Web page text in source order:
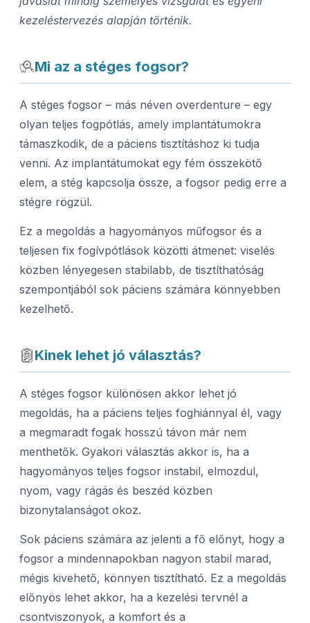
kezeléstervezés alapján történik.
Mi az a stéges fogsor?
A stéges fogsor – más néven overdenture – egy
olyan teljes fogpótlás, amely implantátumokra
támaszkodik, de a páciens tisztításhoz ki tudja
venni. Az implantátumokat egy fém összekötő
elem, a stég kapcsolja össze, a fogsor pedig erre a
stégre rögzül.
Ez a megoldás a hagyományos műfogsor és a
teljesen fix fogívpótlások közötti átmenet: viselés
közben lényegesen stabilabb, de tisztíthatóság
szempontjából sok páciens számára könnyebben
kezelhető.
Kinek lehet jó választás?
A stéges fogsor különösen akkor lehet jó
megoldás, ha a páciens teljes foghiánnyal él, vagy
a megmaradt fogak hosszú távon már nem
menthetők. Gyakori választás akkor is, ha a
hagyományos teljes fogsor instabil, elmozdul,
nyom, vagy rágás és beszéd közben
bizonytalanságot okoz.
Sok páciens számára az jelenti a fő előnyt, hogy a
fogsor a mindennapokban nagyon stabil marad,
mégis kivehető, könnyen tisztítható. Ez a megoldás
előnyös lehet akkor, ha a kezelési tervnél a
csontviszonyok, a komfort és a